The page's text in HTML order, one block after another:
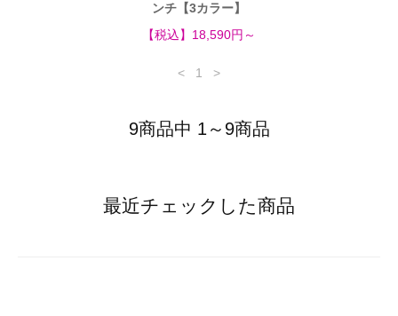
ンチ【3カラー】
【税込】18,590円～
< 1 >
9商品中 1～9商品
最近チェックした商品